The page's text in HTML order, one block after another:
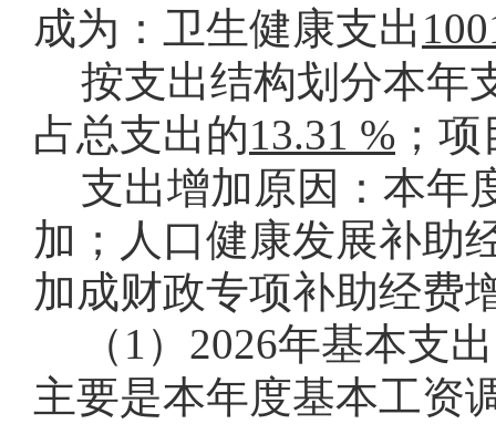
成为：卫生健康支出
按支出结构划分本年
占总支出的13.31 % ；
支出增加原因：本年
加；人口健康发展补助
加成财政专项补助经费
（ 1 ） 2026年基本支
主要是本年度基本工资